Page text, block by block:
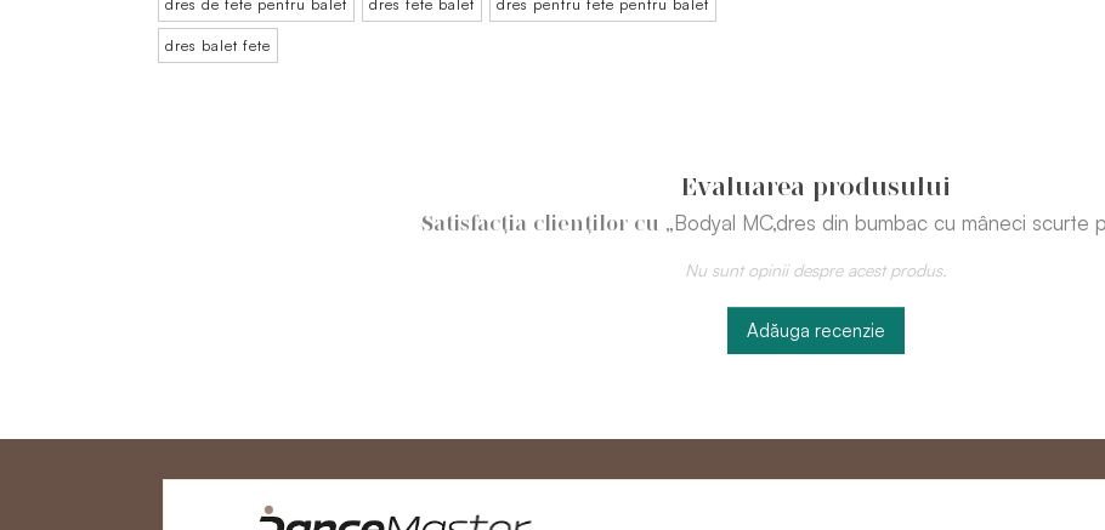
dres de fete pentru balet dres fete balet dres pentru fete pentru balet
dres balet fete
Evaluarea produsului
Satisfacția clienților cu „Bodyal MC,dres din bumbac cu mâneci scurte
Nu sunt opinii despre acest produs.
Adăuga recenzie